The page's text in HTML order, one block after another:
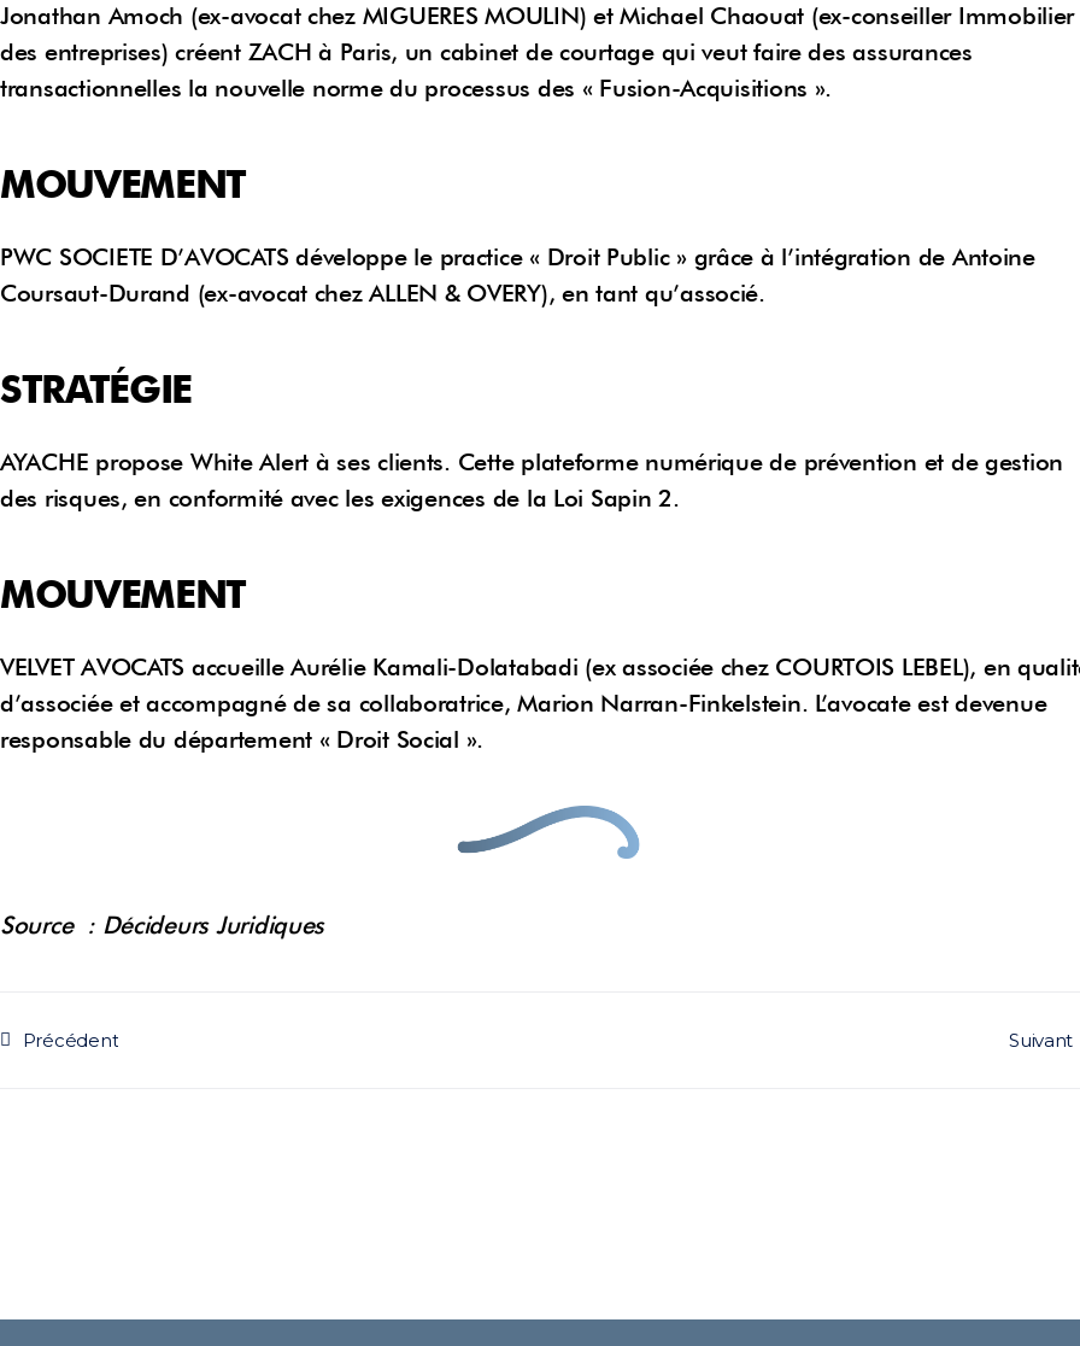
Jonathan Amoch (ex-avocat chez MIGUERES MOULIN) et Michael Chaouat (ex-conseiller Immobilier
des entreprises) créent ZACH à Paris, un cabinet de courtage qui veut faire des assurances
transactionnelles la nouvelle norme du processus des « Fusion-Acquisitions ».
MOUVEMENT
PWC SOCIETE D’AVOCATS développe le practice « Droit Public » grâce à l’intégration de Antoine
Coursaut-Durand (ex-avocat chez ALLEN & OVERY), en tant qu’associé.
STRATÉGIE
AYACHE propose White Alert à ses clients. Cette plateforme numérique de prévention et de gestion
des risques, en conformité avec les exigences de la Loi Sapin 2.
MOUVEMENT
VELVET AVOCATS accueille Aurélie Kamali-Dolatabadi (ex associée chez COURTOIS LEBEL), en
d’associée et accompagné de sa collaboratrice, Marion Narran-Finkelstein. L’avocate est devenue
responsable du département « Droit Social ».
Source : Décideurs Juridiques
Précédent Suivant